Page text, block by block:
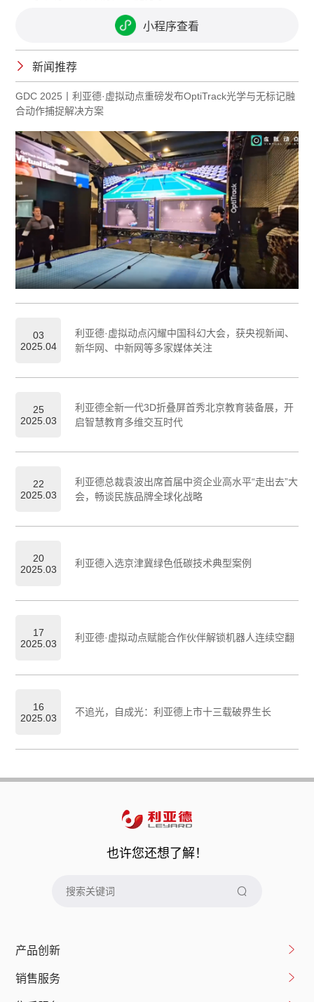
小程序查看
新闻推荐
GDC 2025丨利亚德·虚拟动点重磅发布OptiTrack光学与无标记融
合动作捕捉解决方案
03
2025.04
利亚德·虚拟动点闪耀中国科幻大会，获央视新闻、
新华网、中新网等多家媒体关注
25
2025.03
利亚德全新一代3D折叠屏首秀北京教育装备展，开
启智慧教育多维交互时代
22
2025.03
利亚德总裁袁波出席首届中资企业高水平“走出去”大
会，畅谈民族品牌全球化战略
20
2025.03
利亚德入选京津冀绿色低碳技术典型案例
17
2025.03
利亚德·虚拟动点赋能合作伙伴解锁机器人连续空翻
16
2025.03
不追光，自成光：利亚德上市十三载破界生长
也许您还想了解！
产品创新
销售服务